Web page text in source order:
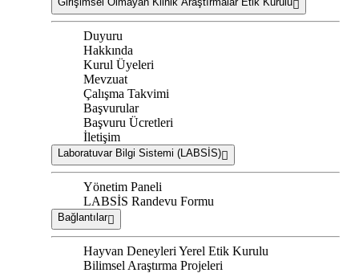
Duyuru
Hakkında
Kurul Üyeleri
Mevzuat
Çalışma Takvimi
Başvurular
Başvuru Ücretleri
İletişim
Laboratuvar Bilgi Sistemi (LABSİS)
Yönetim Paneli
LABSİS Randevu Formu
Bağlantılar
Hayvan Deneyleri Yerel Etik Kurulu
Bilimsel Araştırma Projeleri